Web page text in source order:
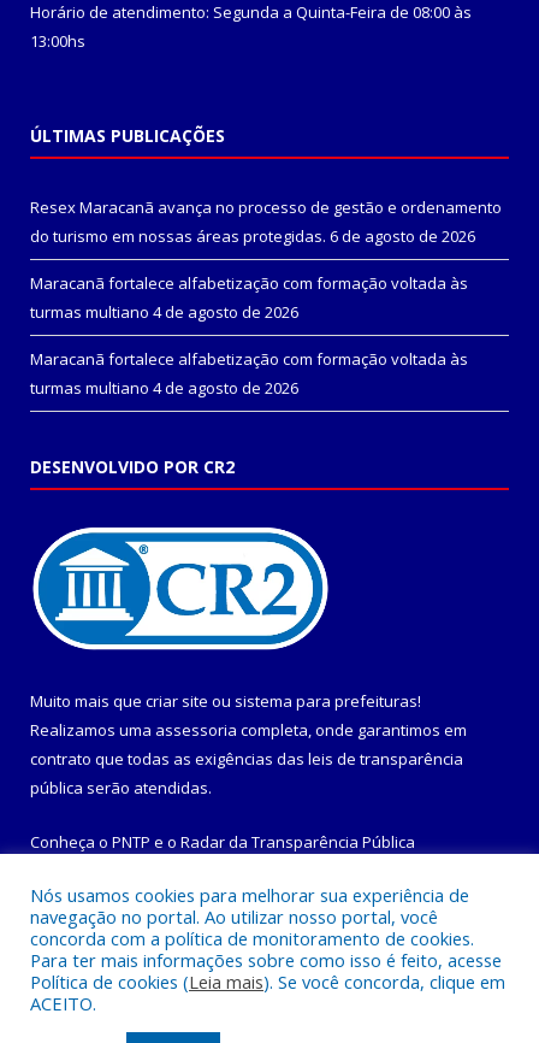
Horário de atendimento: Segunda a Quinta-Feira de 08:00 às
13:00hs
ÚLTIMAS PUBLICAÇÕES
Resex Maracanã avança no processo de gestão e ordenamento
do turismo em nossas áreas protegidas. 6 de agosto de 2026
Maracanã fortalece alfabetização com formação voltada às
turmas multiano 4 de agosto de 2026
Maracanã fortalece alfabetização com formação voltada às
turmas multiano 4 de agosto de 2026
DESENVOLVIDO POR CR2
Muito mais que criar site ou sistema para prefeituras!
Realizamos uma assessoria completa, onde garantimos em
contrato que todas as exigências das leis de transparência
pública serão atendidas.
Conheça o PNTP e o Radar da Transparência Pública
Todos os direitos reservados a Prefeitura Municipal de
Maracanã.
Nós usamos cookies para melhorar sua experiência de
navegação no portal. Ao utilizar nosso portal, você
concorda com a política de monitoramento de cookies.
Para ter mais informações sobre como isso é feito, acesse
Política de cookies (Leia mais). Se você concorda, clique em
ACEITO.